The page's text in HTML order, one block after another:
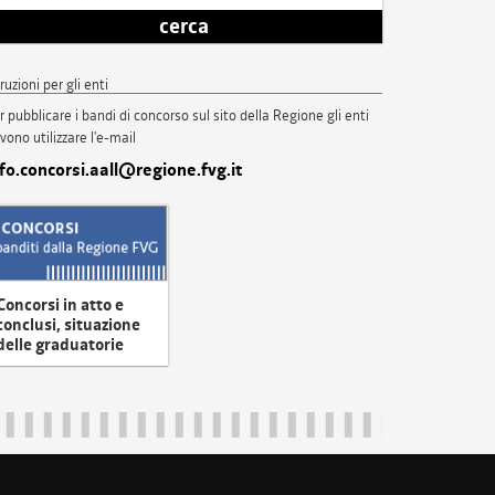
cerca
per gli enti
pubblicare i bandi di concorso sul sito della Regione gli enti
utilizzare l'e-mail
in atto e
situazione
graduatorie